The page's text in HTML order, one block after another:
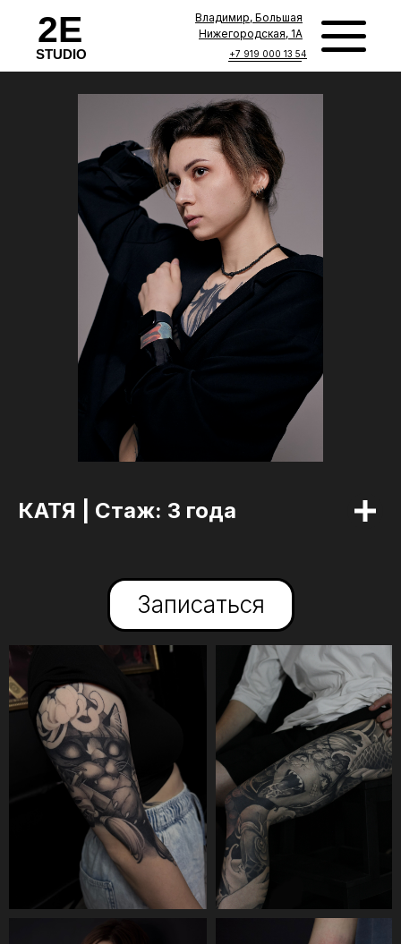
2E
STUDIO
Студия
+7 919 000 13 54
Владимир, Большая
Нижегородская, 1А
КАТЯ | Cтаж: 3 года
Записаться